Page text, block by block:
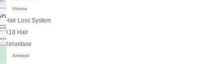
Volume
Hair Loss System
K18 Hair
Kerastase
Aminexil